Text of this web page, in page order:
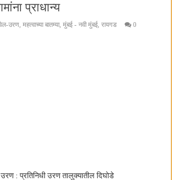
प्राधान्य
उरण ,महत्वाच्या बातम्या,मुंबई - नवी मुंबई ,रायगड 0
उरण : प्रतिनिधी उरण तालुक्यातील दिघोडे